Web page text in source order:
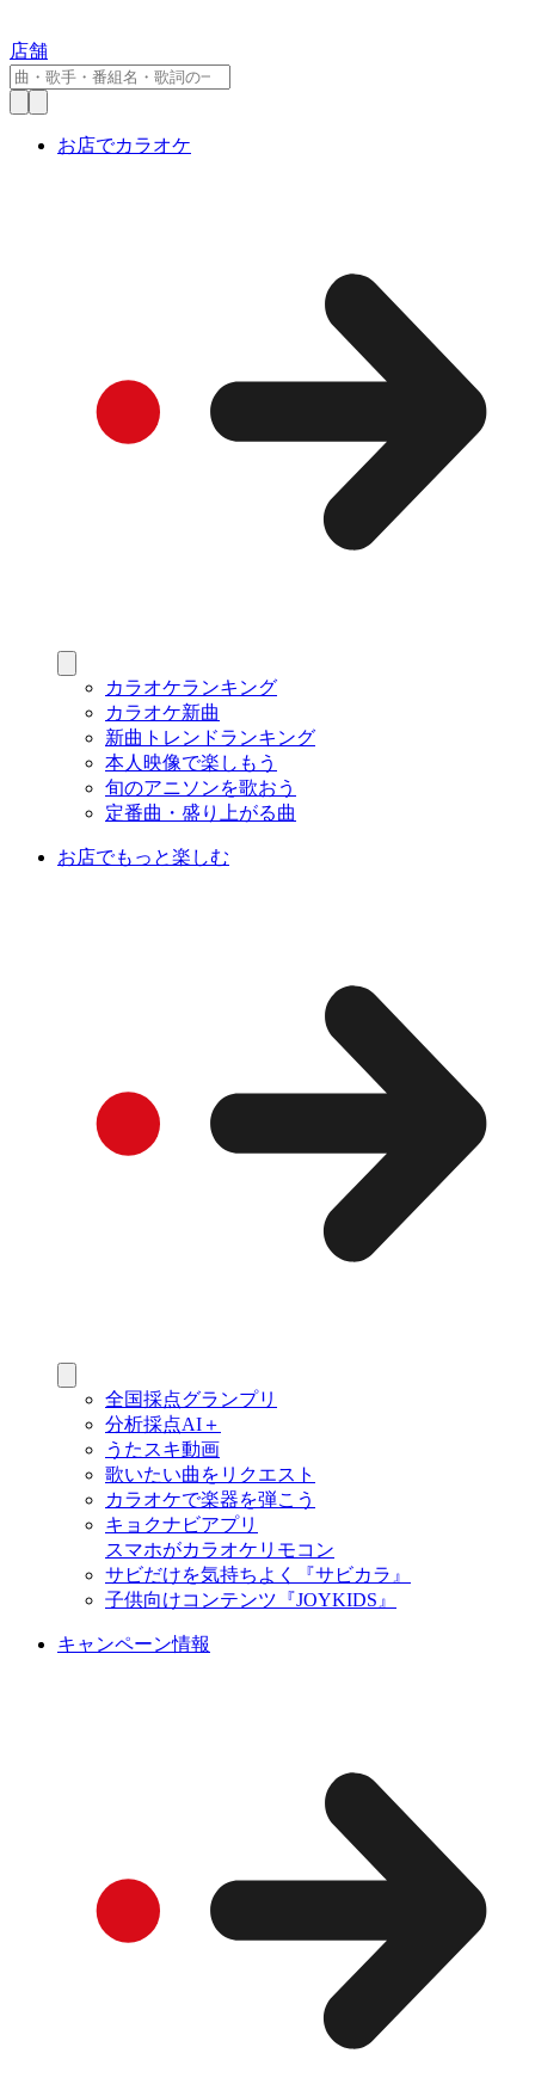
店舗
お店でカラオケ
カラオケランキング
カラオケ新曲
新曲トレンドランキング
本人映像で楽しもう
旬のアニソンを歌おう
定番曲・盛り上がる曲
お店でもっと楽しむ
全国採点グランプリ
分析採点AI＋
うたスキ動画
歌いたい曲をリクエスト
カラオケで楽器を弾こう
キョクナビアプリ
スマホがカラオケリモコン
サビだけを気持ちよく『サビカラ』
子供向けコンテンツ『JOYKIDS』
キャンペーン情報